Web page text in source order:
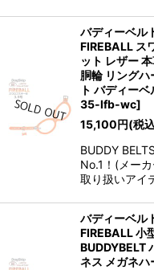
バディーベル
FIREBALL ス
ット レザー
胴輪 リング
ト バディー
35-lfb-wc]
15,100円(税
BUDDY
No.1！(メー
取り扱いアイ
バディーベル
FIREBALL 小
BUDDYBELT
ネス メガネハ